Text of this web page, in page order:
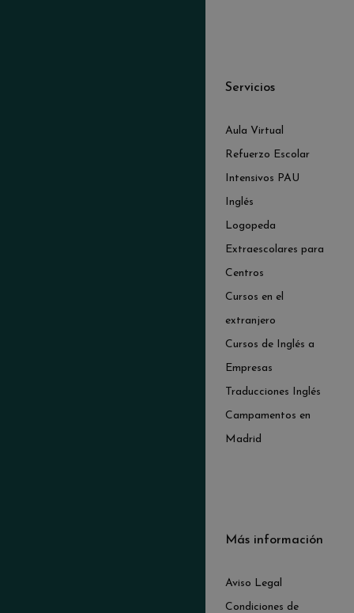
Servicios
Aula Virtual
Refuerzo Escolar
Intensivos PAU
Inglés
Logopeda
Extraescolares para
Centros
Cursos en el
extranjero
Cursos de Inglés a
Empresas
Traducciones Inglés
Campamentos en
Madrid
Más información
Aviso Legal
Condiciones de